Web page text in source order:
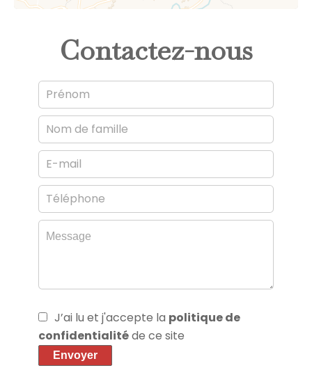
Contactez-nous
J’ai lu et j'accepte la politique de
confidentialitéde ce site
Envoyer